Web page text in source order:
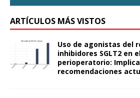
ARTÍCULOS MÁS VISTOS
Uso de agonistas del
inhibidores SGLT2 en
perioperatorio:
recomendaciones